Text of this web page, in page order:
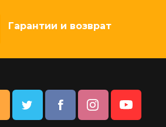
Гарантии и возврат